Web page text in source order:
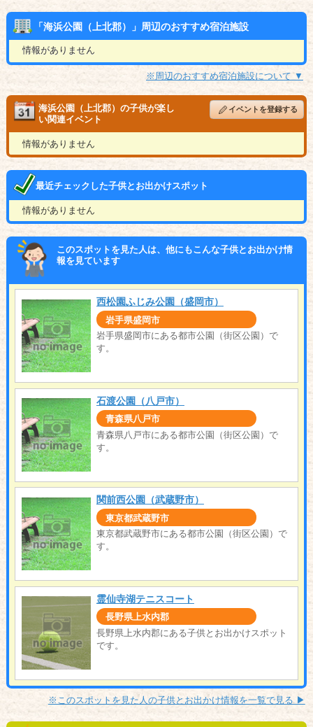
「海浜公園（上北郡）」周辺のおすすめ宿泊施設
情報がありません
※周辺のおすすめ宿泊施設について ▼
海浜公園（上北郡）の子供が楽し
い関連イベント
イベントを登録する
情報がありません
最近チェックした子供とお出かけスポット
情報がありません
このスポットを見た人は、他にもこんな子供とお出かけ情
報を見ています
西松園ふじみ公園（盛岡市）
岩手県盛岡市
岩手県盛岡市にある都市公園（街区公園）で
す。
石渡公園（八戸市）
青森県八戸市
青森県八戸市にある都市公園（街区公園）で
す。
関前西公園（武蔵野市）
東京都武蔵野市
東京都武蔵野市にある都市公園（街区公園）で
す。
霊仙寺湖テニスコート
長野県上水内郡
長野県上水内郡にある子供とお出かけスポット
です。
※このスポットを見た人の子供とお出かけ情報を一覧で見る ▶︎